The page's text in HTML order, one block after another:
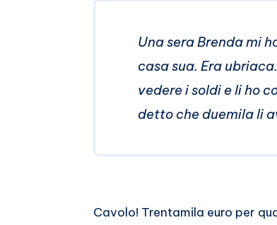
Una sera Brenda mi
casa sua. Era
vedere i soldi e li ho
detto che duemila li
Cavolo! Trentamila euro per